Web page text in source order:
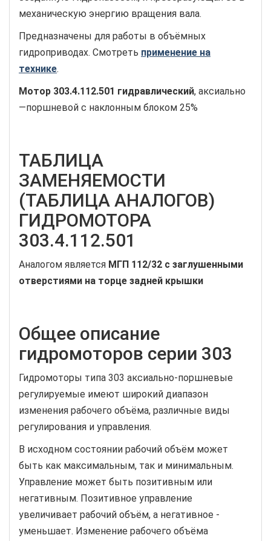
механическую энергию вращения вала.
Предназначены для работы в объёмных
гидроприводах. Смотреть применение на
технике.
Мотор 303.4.112.501 гидравлический, аксиально
—поршневой с наклонным блоком 25%
ТАБЛИЦА
ЗАМЕНЯЕМОСТИ
(ТАБЛИЦА АНАЛОГОВ)
ГИДРОМОТОРА
303.4.112.501
Аналогом является МГП 112/32 с заглушенными
отверстиями на торце задней крышки
Общее описание
гидромоторов серии 303
Гидромоторы типа 303 аксиально-поршневые
регулируемые имеют широкий диапазон
изменения рабочего объёма, различные виды
регулирования и управления.
В исходном состоянии рабочий объём может
быть как максимальным, так и минимальным.
Управление может быть позитивным или
негативным. Позитивное управление
увеличивает рабочий объём, а негативное -
уменьшает. Изменение рабочего объёма